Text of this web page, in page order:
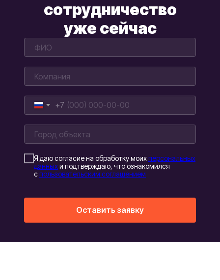
сотрудничество
уже сейчас
+7
Я даю согласие на обработку моихперсональных
данныхи подтверждаю, что ознакомился
с пользовательским соглашением
Оставить заявку